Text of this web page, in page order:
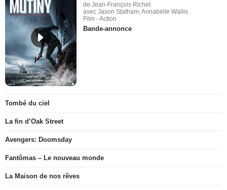
de Jean-François Richet
avec Jason Statham, Annabelle Wallis
Film - Action
Bande-annonce
Tombé du ciel
La fin d’Oak Street
Avengers: Doomsday
Fantômas – Le nouveau monde
La Maison de nos rêves